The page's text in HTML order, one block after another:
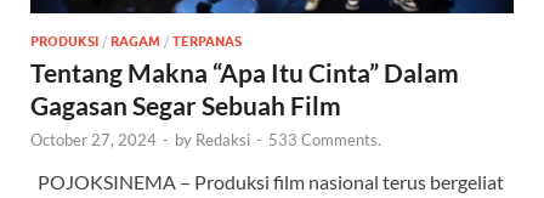
PRODUKSI / RAGAM / TERPANAS
Tentang Makna “Apa Itu Cinta” Dalam
Gagasan Segar Sebuah Film
October 27, 2024 - by Redaksi - 533 Comments.
POJOKSINEMA – Produksi film nasional terus bergeliat